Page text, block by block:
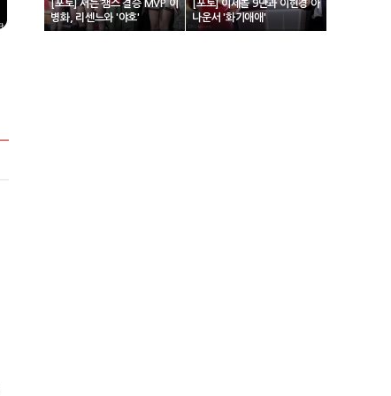
[포토] 서든 챔스 결승 MVP 이
병화, 리센느와 '야호'
[포토] 이세돌 9단과 이현경 아
나운서 '화기애애'